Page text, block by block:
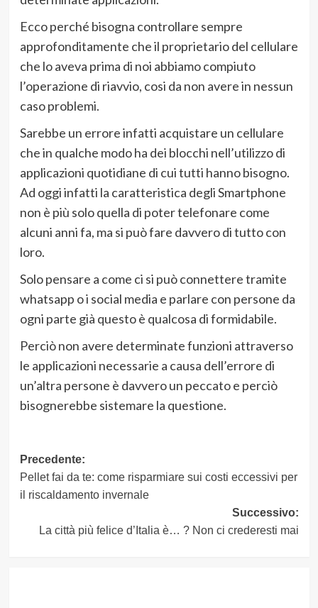
Ecco perché bisogna controllare sempre
approfonditamente che il proprietario del cellulare
che lo aveva prima di noi abbiamo compiuto
l’operazione di riavvio, cosi da non avere in nessun
caso problemi.
Sarebbe un errore infatti acquistare un cellulare
che in qualche modo ha dei blocchi nell’utilizzo di
applicazioni quotidiane di cui tutti hanno bisogno.
Ad oggi infatti la caratteristica degli Smartphone
non è più solo quella di poter telefonare come
alcuni anni fa, ma si può fare davvero di tutto con
loro.
Solo pensare a come ci si può connettere tramite
whatsapp o i social media e parlare con persone da
ogni parte già questo è qualcosa di formidabile.
Perciò non avere determinate funzioni attraverso
le applicazioni necessarie a causa dell’errore di
un’altra persone è davvero un peccato e perciò
bisognerebbe sistemare la questione.
Navigazione
articolo
Precedente:
Pellet fai da te: come risparmiare sui costi eccessivi per
il riscaldamento invernale
Successivo:
La città più felice d’Italia è… ? Non ci crederesti mai